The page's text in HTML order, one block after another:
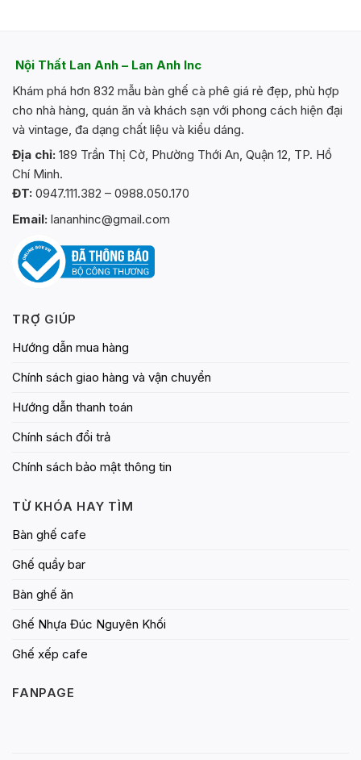
Nội Thất Lan Anh – Lan Anh Inc
Khám phá hơn 832 mẫu bàn ghế cà phê giá rẻ đẹp, phù hợp
cho nhà hàng, quán ăn và khách sạn với phong cách hiện đại
và vintage, đa dạng chất liệu và kiểu dáng.
Địa chỉ: 189 Trần Thị Cờ, Phường Thới An, Quận 12, TP. Hồ
Chí Minh.
ĐT: 0947.111.382 – 0988.050.170
Email: lananhinc@gmail.com
TRỢ GIÚP
Hướng dẫn mua hàng
Chính sách giao hàng và vận chuyển
Hướng dẫn thanh toán
Chính sách đổi trả
Chính sách bảo mật thông tin
TỪ KHÓA HAY TÌM
Bàn ghế cafe
Ghế quầy bar
Bàn ghế ăn
Ghế Nhựa Đúc Nguyên Khối
Ghế xếp cafe
FANPAGE